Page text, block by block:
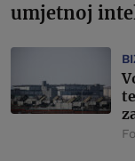
umjetnoj